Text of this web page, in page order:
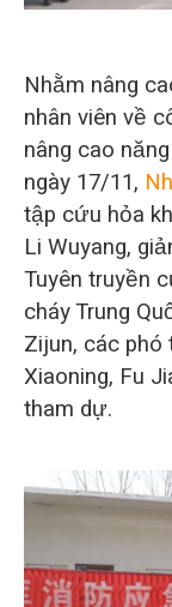
Nhằm nâng
nhân viên về
nâng cao
ngày 17/11,
tập cứu hỏa
Li Wuyang,
Tuyên truyền
cháy Trung
Zijun, các phó
Xiaoning, Fu
tham dự.